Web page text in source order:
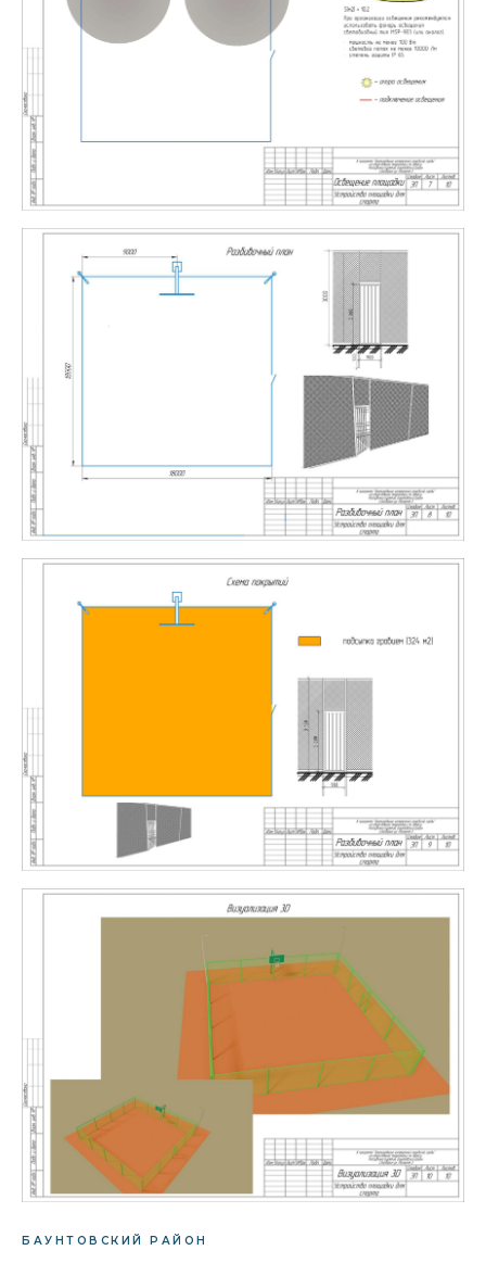
БАУНТОВСКИЙ РАЙОН